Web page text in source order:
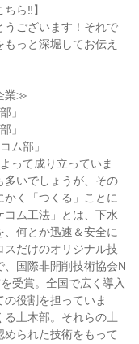
ら‼】
うございます！それで
っと深堀してお伝え
業≫
」
」
ム部」
って成り立っていま
多いでしょうが、その
く「つくる」ことに
ム工法」とは、下水
何とか迅速＆安全に
スだけのオリジナル技
国際非開削技術協会N
受賞。全国で広く導入
役割を担っていま
土木部。それらの土
られた技術をもって